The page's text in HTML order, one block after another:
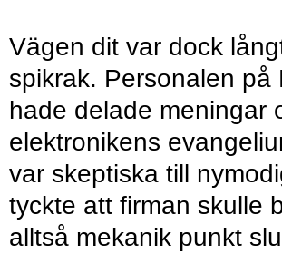
Vägen dit var dock
spikrak. Personalen på
hade delade meningar
elektronikens
var skeptiska till
tyckte att firman skulle
alltså mekanik punkt